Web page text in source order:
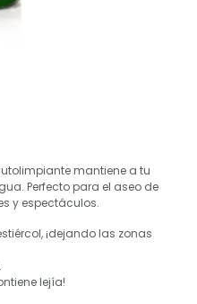
mantiene a tu
Perfecto para el aseo de
y espectáculos.
¡dejando las zonas
lejía!